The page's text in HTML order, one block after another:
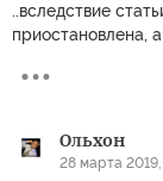
..вследствие
приостановлена,
Ольхон
28 марта 2019,